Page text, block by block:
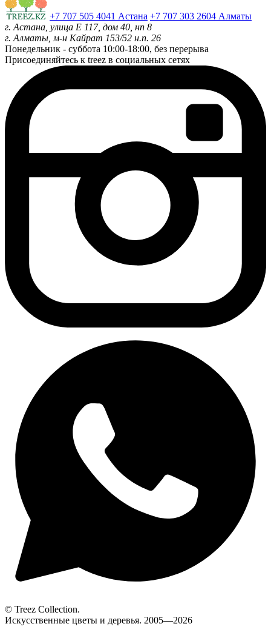
+7 707 505 4041 Астана +7 707 303 2604 Алматы
г. Астана, улица Е 117, дом 40, нп 8
г. Алматы, м-н Кайрат 153/52 н.п. 26
Понедельник - суббота 10:00-18:00, без перерыва
Присоединяйтесь к treez в социальных сетях
© Treez Collection.
Искусственные цветы и деревья. 2005—2026